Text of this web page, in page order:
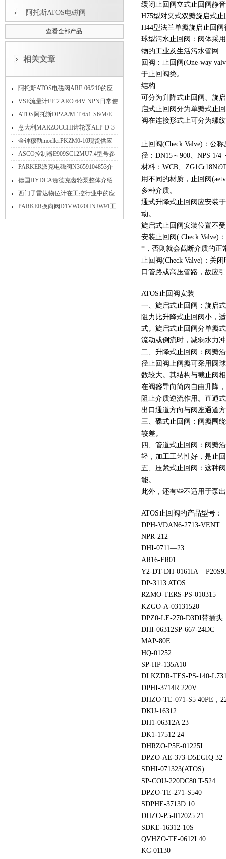
阿托斯ATOS电磁阀
查看全部产品
相关文章
阿托斯ATOS电磁阀ARE-06/210的应
用
VSE流量计EF 2 ARO 64V NPN日常使
用维护
​ATOS阿托斯DPZA/M-T-651-S6/M/E
10/PE电液比例方向阀意大利
意大利MARZOCCHI齿轮泵ALP-D-3-
FG特点
金钟穆勒moellerPKZM0-10现货供应
ASCO控制器E909SC12MU7.4型号参
数
PARKER派克电磁阀N3659104853介
绍
德国HYDCA贺德克齿轮泵整体介绍
文章
西门子雷达物位计在工控行业中的应
用
PARKER换向阀D1VW020HNJW91工
作原理
缓闭止回阀立式止回阀静
H75型对夹式双瓣旋启式
H44型法兰单瓣旋启止回
球型污水止回阀：阀体采
物的工业及生活污水管网
回阀：止回阀(One-way
于止回阀类。
结构
可分为升降式止回阀、旋
启式止回阀分为单瓣式止
阀在连接形式上可分为螺
止回阀(Check Valve)：公
径：DN15～900、NPS 1/
材料：WCB、
用不同的材质，止回阀
多种介质。
通式升降式止回阀应安装
动。
旋启式止回阀安装位置不
安装止回阀( Check Valve)
*，否则就会截断介质的正
止回阀(Check Valve)：关
口管路或高压管路，故应
ATOS止回阀安装
一、旋启式止回阀：旋启
阻力比升降式止回阀小，
式。旋启式止回阀分单瓣
流动或倒流时，减弱水力
二、升降式止回阀：阀瓣
径止回阀上阀瓣可采用圆
数较大。其结构与截止阀
在阀盏导向简内自由升降
阻止介质逆流作用。直通
出口通道方向与阀座通道
三、碟式止回阀：阀瓣围
较差。
四、管道式止回阀：阀瓣
轻，加工工艺性好，是止
五、压紧式止回阀：这种
能。
此外，还有些不适用于泵
ATOS止回阀的产品型号：
DPH-VDAN6-2713-VENT
NPR-212
DHI-0711—23
AR16-FR01
Y2-DT-DH-0161IA
DP-3113 ATOS
RZMO-TERS-PS-010315
KZGO-A-03131520
DPZ0-LE-270-D3DI带插头
DHI-06312SP-667-24DC
MAP-80E
HQ-01252
SP-HP-135A10
DLKZDR-TES-PS-140-
DPHI-3714R 220V
DHZO-TE-071-S5 40PE，
DKU-16312
DH1-06312A 23
DK1-17512 24
DHRZO-P5E-01225I
DPZO-AE-373-D5EGIQ 32
SDHI-071323(ATOS)
SP-COU-220DC80 T-524
DPZO-TE-271-S540
SDPHE-3713D 10
DHZO-P5-012025 21
SDKE-16312-10S
QVHZO-TE-0612I 40
KC-01130